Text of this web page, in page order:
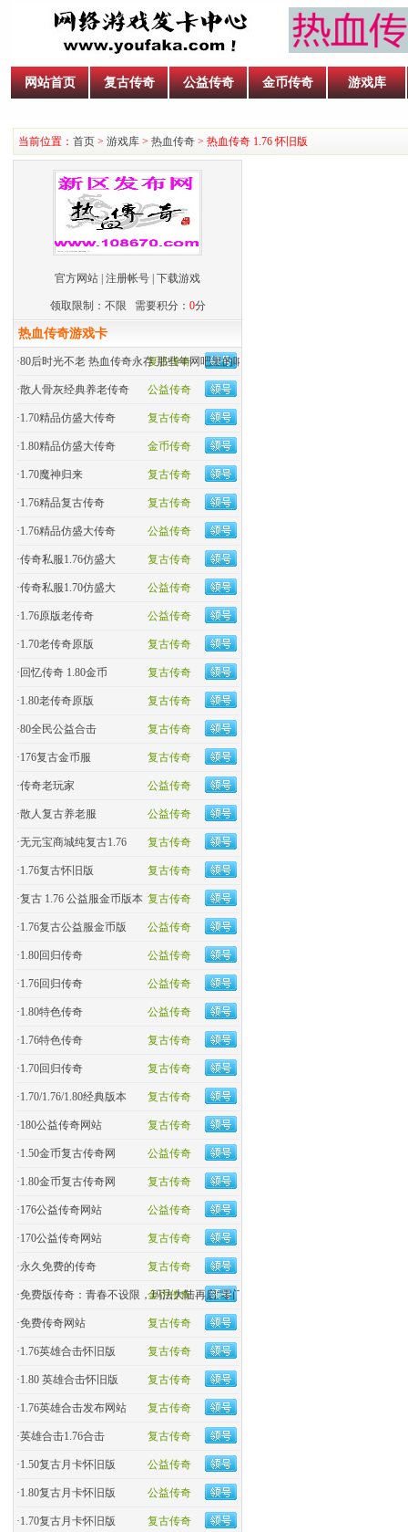
网站首页 复古传奇 公益传奇 金币传奇 游戏库
当前位置： 首页 > 游戏库 > 热血传奇 > 热血传奇 1.76 怀旧版
官方网站 注册帐号 下载游戏
领取限制：不限 需要积分： 0分
热血传奇游戏卡
复古传奇
·80后时光不老 热血传奇永存 那些年网吧里的呐喊
公益传奇
·散人骨灰经典养老传奇
复古传奇
·1.70精品仿盛大传奇
金币传奇
·1.80精品仿盛大传奇
复古传奇
·1.70魔神归来
复古传奇
·1.76精品复古传奇
公益传奇
·1.76精品仿盛大传奇
复古传奇
·传奇私服1.76仿盛大
公益传奇
·传奇私服1.70仿盛大
公益传奇
·1.76原版老传奇
复古传奇
·1.70老传奇原版
复古传奇
· 回忆传奇 1.80金币
复古传奇
·1.80老传奇原版
复古传奇
·80全民公益合击
复古传奇
·176复古金币服
公益传奇
·传奇老玩家
公益传奇
·散人复古养老服
复古传奇
·无元宝商城纯复古1.76
复古传奇
·1.76复古怀旧版
复古传奇
·复古 1.76 公益服金币版本
公益传奇
·1.76复古公益服金币版
公益传奇
·1.80回归传奇
公益传奇
·1.76回归传奇
公益传奇
·1.80特色传奇
复古传奇
·1.76特色传奇
复古传奇
·1.70回归传奇
复古传奇
·1.70/1.76/1.80经典版本
复古传奇
·180公益传奇网站
公益传奇
·1.50金币复古传奇网
复古传奇
·1.80金币复古传奇网
公益传奇
·176公益传奇网站
复古传奇
·170公益传奇网站
复古传奇
·永久免费的传奇
金币传奇
·免费版传奇：青春不设限，玛法大陆再启“零门槛”热血
复古传奇
·免费传奇网站
复古传奇
·1.76英雄合击怀旧版
复古传奇
·1.80 英雄合击怀旧版
复古传奇
·1.76英雄合击发布网站
复古传奇
·英雄合击1.76合击
公益传奇
·1.50复古月卡怀旧版
公益传奇
·1.80复古月卡怀旧版
复古传奇
·1.70复古月卡怀旧版